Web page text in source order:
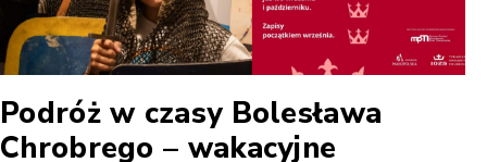
Podróż w czasy Bolesława
Chrobrego – wakacyjne